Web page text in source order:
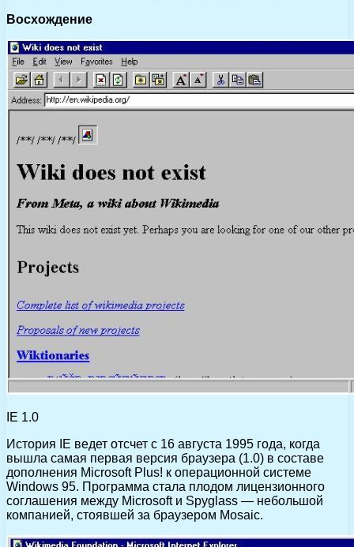
Восхождение
IE 1.0
История IE ведет отсчет с 16 августа 1995 года, когда
вышла самая первая версия браузера (1.0) в составе
дополнения Microsoft Plus! к операционной системе
Windows 95. Программа стала плодом лицензионного
соглашения между Microsoft и Spyglass — небольшой
компанией, стоявшей за браузером Mosaic.